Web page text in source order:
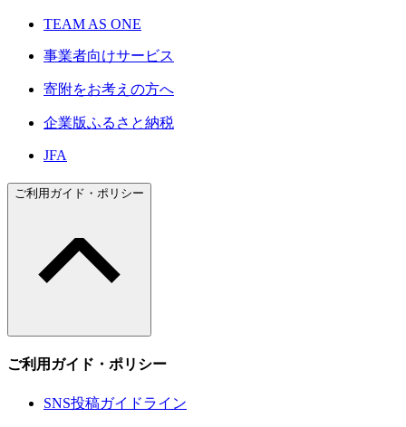
TEAM AS ONE
事業者向けサービス
寄附をお考えの方へ
企業版ふるさと納税
JFA
ご利用ガイド・ポリシー
ご利用ガイド・ポリシー
SNS投稿ガイドライン